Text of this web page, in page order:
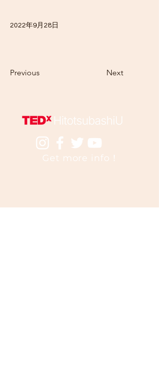
2022年9月28日
Previous Next
​Get more info！